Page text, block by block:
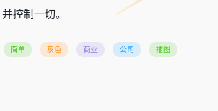
控制一切。
简单 灰色 商业 公司 插图